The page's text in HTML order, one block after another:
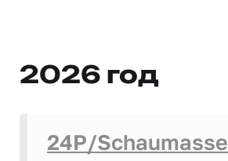
2026 год
24P/Schaumasse